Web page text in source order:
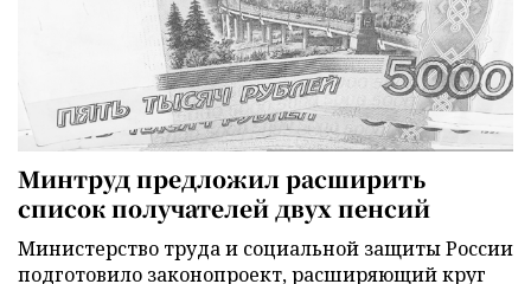
Минтруд предложил расширить
список получателей двух пенсий
Министерство труда и социальной защиты России
подготовило законопроект, расширяющий круг